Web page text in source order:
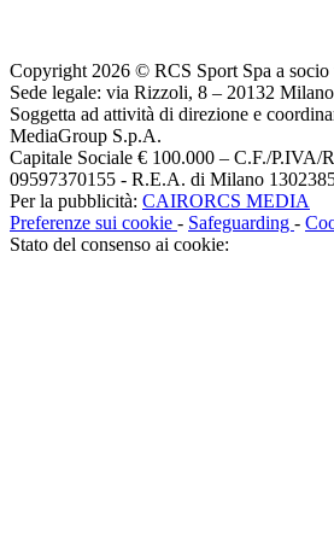
Copyright 2026 © RCS Sport Spa a socio
Sede legale: via Rizzoli, 8 – 20132 Milano
Soggetta ad attività di direzione e
MediaGroup S.p.A.
Capitale Sociale € 100.000 – C.F./P.IVA/
09597370155 - R.E.A. di Milano
Per la pubblicità: CAIRORCS MEDIA
Preferenze sui cookie - Safeguarding -
Stato del consenso ai cookie: